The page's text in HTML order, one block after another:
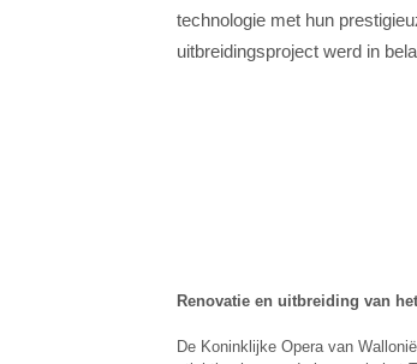
technologie met hun
uitbreidingsproject werd in
Renovatie en uitbreiding van
De Koninklijke Opera van